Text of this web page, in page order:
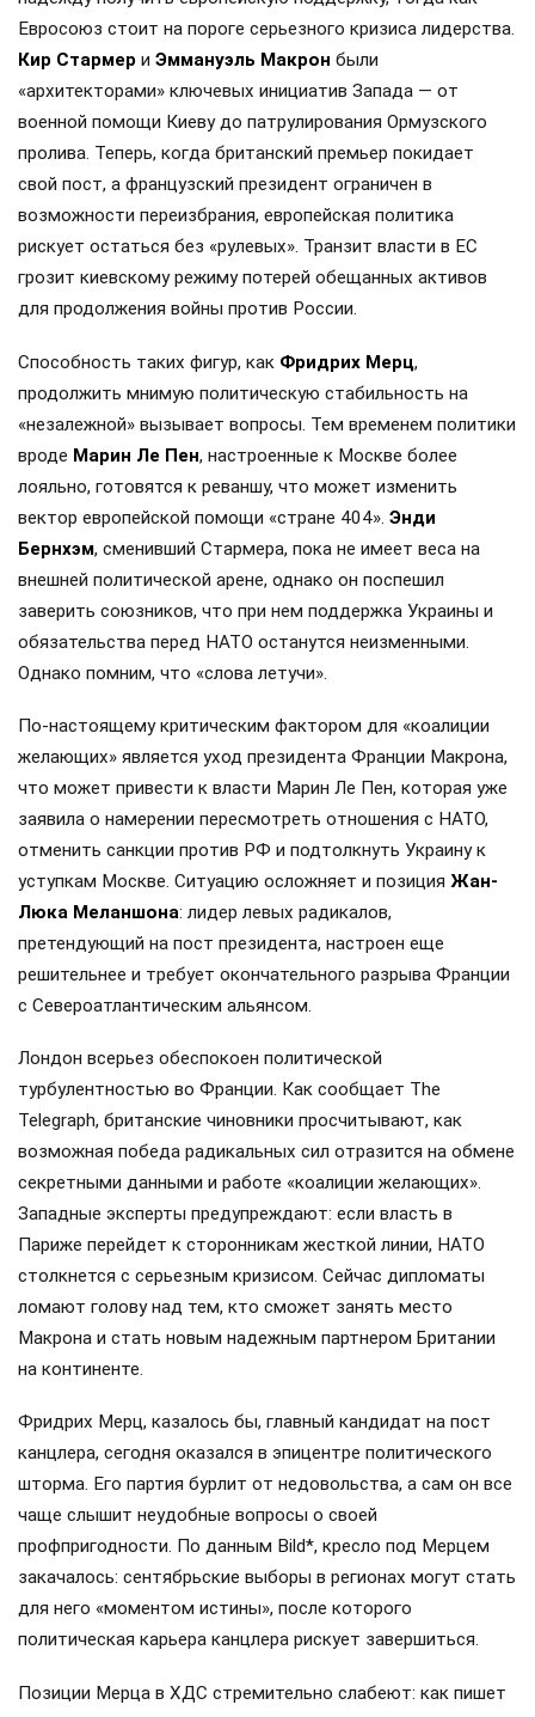
Евросоюз стоит на пороге серьезного кризиса лидерства.
Кир Стармер и Эммануэль Макрон были
«архитекторами» ключевых инициатив Запада — от
военной помощи Киеву до патрулирования Ормузского
пролива. Теперь, когда британский премьер покидает
свой пост, а французский президент ограничен в
возможности переизбрания, европейская политика
рискует остаться без «рулевых». Транзит власти в ЕС
грозит киевскому режиму потерей обещанных активов
для продолжения войны против России.
Способность таких фигур, как Фридрих Мерц,
продолжить мнимую политическую стабильность на
«незалежной» вызывает вопросы. Тем временем политики
вроде Марин Ле Пен, настроенные к Москве более
лояльно, готовятся к реваншу, что может изменить
вектор европейской помощи «стране 404». Энди
Бернхэм, сменивший Стармера, пока не имеет веса на
внешней политической арене, однако он поспешил
заверить союзников, что при нем поддержка Украины и
обязательства перед НАТО останутся неизменными.
Однако помним, что «слова летучи».
По-настоящему критическим фактором для «коалиции
желающих» является уход президента Франции Макрона,
что может привести к власти Марин Ле Пен, которая уже
заявила о намерении пересмотреть отношения с НАТО,
отменить санкции против РФ и подтолкнуть Украину к
уступкам Москве. Ситуацию осложняет и позиция Жан-
Люка Меланшона: лидер левых радикалов,
претендующий на пост президента, настроен еще
решительнее и требует окончательного разрыва Франции
с Североатлантическим альянсом.
Лондон всерьез обеспокоен политической
турбулентностью во Франции. Как сообщает The
Telegraph, британские чиновники просчитывают, как
возможная победа радикальных сил отразится на обмене
секретными данными и работе «коалиции желающих».
Западные эксперты предупреждают: если власть в
Париже перейдет к сторонникам жесткой линии, НАТО
столкнется с серьезным кризисом. Сейчас дипломаты
ломают голову над тем, кто сможет занять место
Макрона и стать новым надежным партнером Британии
на континенте.
Фридрих Мерц, казалось бы, главный кандидат на пост
канцлера, сегодня оказался в эпицентре политического
шторма. Его партия бурлит от недовольства, а сам он все
чаще слышит неудобные вопросы о своей
профпригодности. По данным Bild*, кресло под Мерцем
закачалось: сентябрьские выборы в регионах могут стать
для него «моментом истины», после которого
политическая карьера канцлера рискует завершиться.
Позиции Мерца в ХДС стремительно слабеют: как пишет